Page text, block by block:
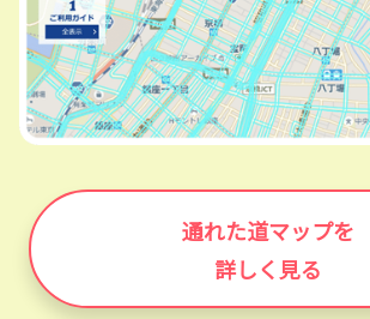
通れた道マップを
詳しく見る